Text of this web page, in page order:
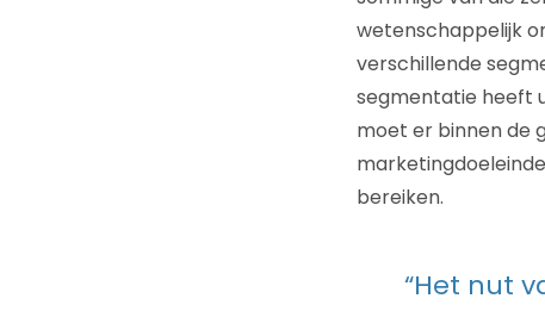
wetenschappelijk
verschillende
segmentatie heeft
moet er binnen de
bereiken.
“Het nut